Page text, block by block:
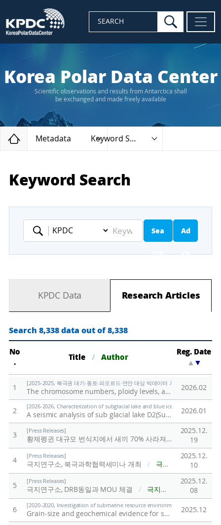
SEARCH search
Korea Polar Data Center
Scientific observations and results from Antarctica shall
be exchanged and made freely available
Home
Metadata Keyword Search
Keyword Search
Keyword
Sea
rch
Ad
va
ed
ar
ch
KPDC Data Research Articles
Search 8,338 data out of 8,338
No
.
Title / Author
Reg. Date
▲
1
[2025-2025, 북극권 대기-동토-피오르드·연안 대상 빅데이터 기반 기후변화 대응
The chromosome numbers, ploidy levels, and Genome sizes of Svalbard plants 2026.02
2
[2026-2026, Characterization of subglacial lake and blue ice in northern
A seismic analysis of sub glacial lake D2(Subglacial Lake Cheongsuk) beneath David Glacier, Antarctica 2026.01
3
[Press Releases]
황제펭귄 대규모 번식지에서 새끼 70% 사라져 극지연구소
2025.12.
19
4
[Press Releases]
극지연구소, 북극과학협력세미나 개최 / 극지연구소
2025.12.
10
5
[Press Releases]
극지연구소, DRB동일과 MOU 체결 / 극지연구소
2025.12.
08
6
[2020-2020, Investigation of submarine resource environment and seabed
Grain-size and geochemical evidence for sediment transport mechanisms in the northeastern part of the East Siberian Sea and on the adjacent continental slope 2025.12